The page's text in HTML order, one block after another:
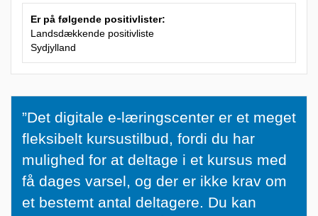
Er på følgende positivlister:
Landsdækkende positivliste
Sydjylland
”Det digitale e-læringscenter er et meget
fleksibelt kursustilbud, fordi du har
mulighed for at deltage i et kursus med
få dages varsel, og der er ikke krav om
et bestemt antal deltagere. Du kan
”
D
e
t
d